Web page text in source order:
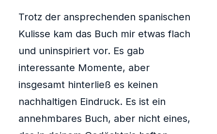
Trotz der ansprechenden spanischen
Kulisse kam das Buch mir etwas flach
und uninspiriert vor. Es gab
interessante Momente, aber
insgesamt hinterließ es keinen
nachhaltigen Eindruck. Es ist ein
annehmbares Buch, aber nicht eines,